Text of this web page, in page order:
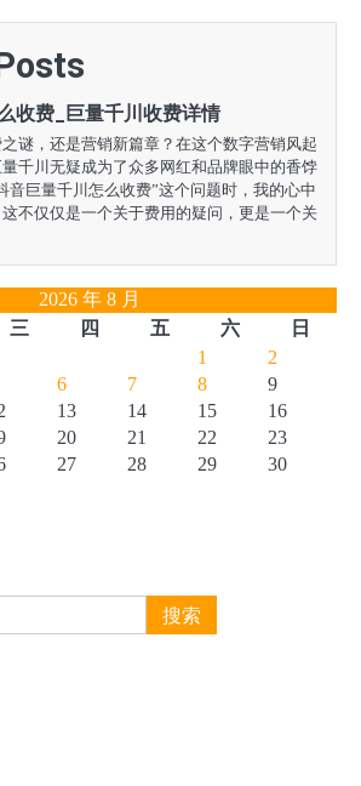
收费_巨量千川收费详情
谜，还是营销新篇章？在这个数字营销风起
千川无疑成为了众多网红和品牌眼中的香饽
音巨量千川怎么收费”这个问题时，我的心中
不仅仅是一个关于费用的疑问，更是一个关
2026 年 8 月
三 四 五 六
日
1
2
6 7 8
9
13 14 15
16
20 21 22
23
27 28 29
30